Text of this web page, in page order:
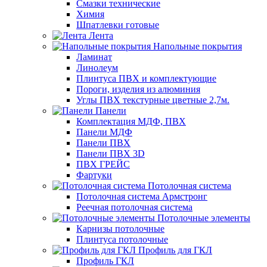
Смазки технические
Химия
Шпатлевки готовые
Лента
Напольные покрытия
Ламинат
Линолеум
Плинтуса ПВХ и комплектующие
Пороги, изделия из алюминия
Углы ПВХ текстурные цветные 2,7м.
Панели
Комплектация МДФ, ПВХ
Панели МДФ
Панели ПВХ
Панели ПВХ 3D
ПВХ ГРЕЙС
Фартуки
Потолочная система
Потолочная система Армстронг
Реечная потолочная система
Потолочные элементы
Карнизы потолочные
Плинтуса потолочные
Профиль для ГКЛ
Профиль ГКЛ